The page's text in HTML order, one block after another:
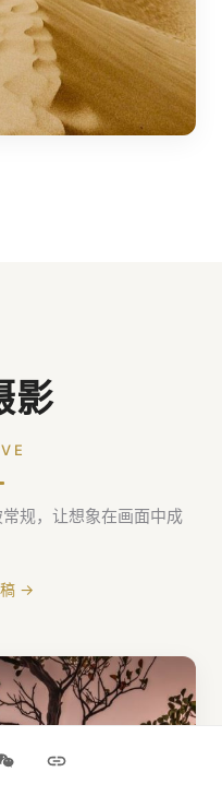
影
规，让想象在画面中成
稿 →